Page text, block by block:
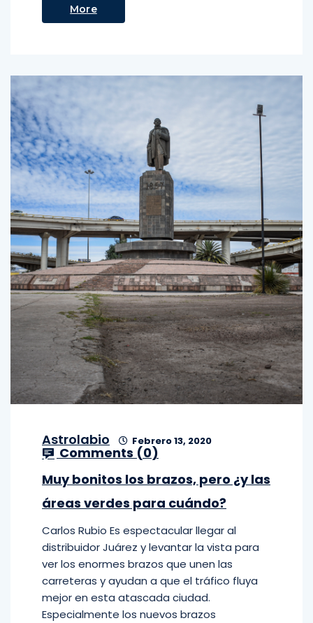
More
Astrolabio Febrero 13, 2020
Comments (0)
Muy bonitos los brazos, pero ¿y las
áreas verdes para cuándo?
Carlos Rubio Es espectacular llegar al
distribuidor Juárez y levantar la vista para
ver los enormes brazos que unen las
carreteras y ayudan a que el tráfico fluya
mejor en esta atascada ciudad.
Especialmente los nuevos brazos